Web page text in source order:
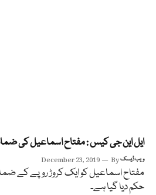
ایل این جی کیس : مفتاح اسماعیل کی
December 23, 2019 Byویب ڈیسک
مفتاح اسماعیل کو ایک کروڑ روپے کے
حکم دیا گیا ہے۔